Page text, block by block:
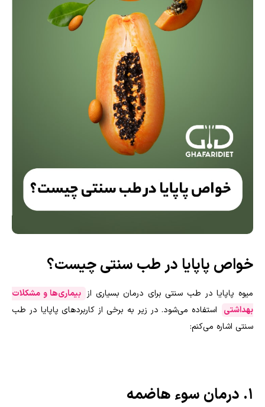
خواص پاپایا در طب سنتی چیست؟
میوه پاپایا در طب سنتی برای درمان بسیاری از بیماری‌ها و مشکلات
بهداشتی
استفاده می‌شود. در زیر به برخی از کاربردهای پاپایا در طب
سنتی اشاره می‌کنم:
1. درمان سوء هاضمه